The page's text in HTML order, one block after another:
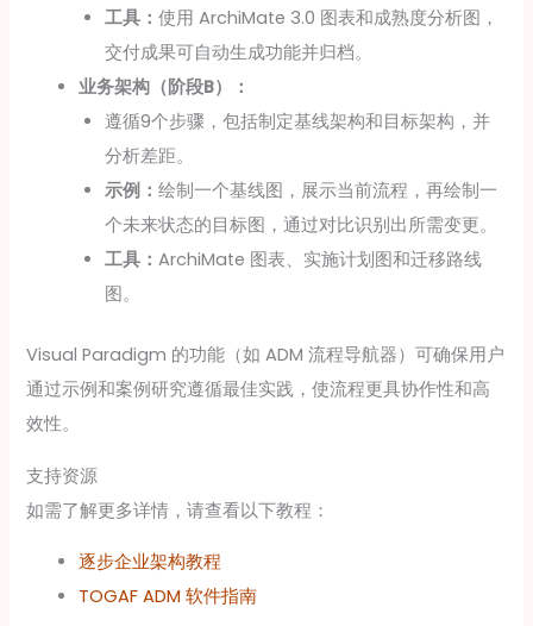
工具：使用 ArchiMate 3.0 图表和成熟度分析图，
交付成果可自动生成功能并归档。
业务架构（阶段B）：
遵循9个步骤，包括制定基线架构和目标架构，并
分析差距。
示例：绘制一个基线图，展示当前流程，再绘制一
个未来状态的目标图，通过对比识别出所需变更。
工具：ArchiMate 图表、实施计划图和迁移路线
图。
Visual Paradigm 的功能（如 ADM 流程导航器）可确保用户
通过示例和案例研究遵循最佳实践，使流程更具协作性和高
效性。
支持资源
如需了解更多详情，请查看以下教程：
逐步企业架构教程
TOGAF ADM 软件指南